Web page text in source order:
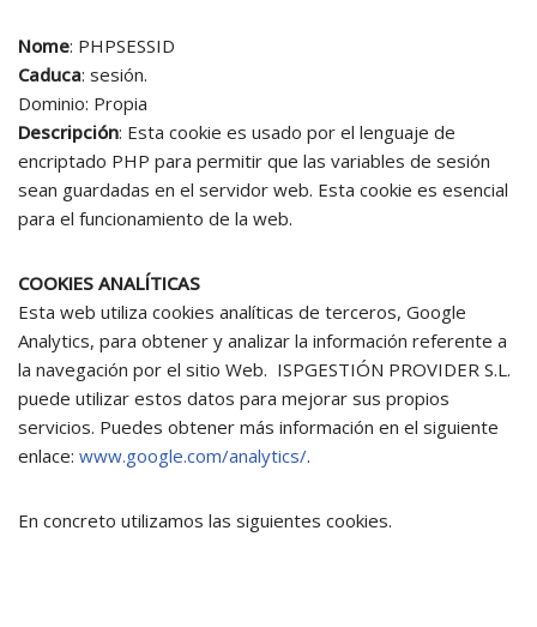
Nome: PHPSESSID
Caduca: sesión.
Dominio: Propia
Descripción: Esta cookie es usado por el lenguaje de
encriptado PHP para permitir que las variables de sesión
sean guardadas en el servidor web. Esta cookie es esencial
para el funcionamiento de la web.
COOKIES ANALÍTICAS
Esta web utiliza cookies analíticas de terceros, Google
Analytics, para obtener y analizar la información referente a
la navegación por el sitio Web. ISPGESTIÓN PROVIDER S.L.
puede utilizar estos datos para mejorar sus propios
servicios. Puedes obtener más información en el siguiente
enlace: www.google.com/analytics/.
En concreto utilizamos las siguientes cookies.